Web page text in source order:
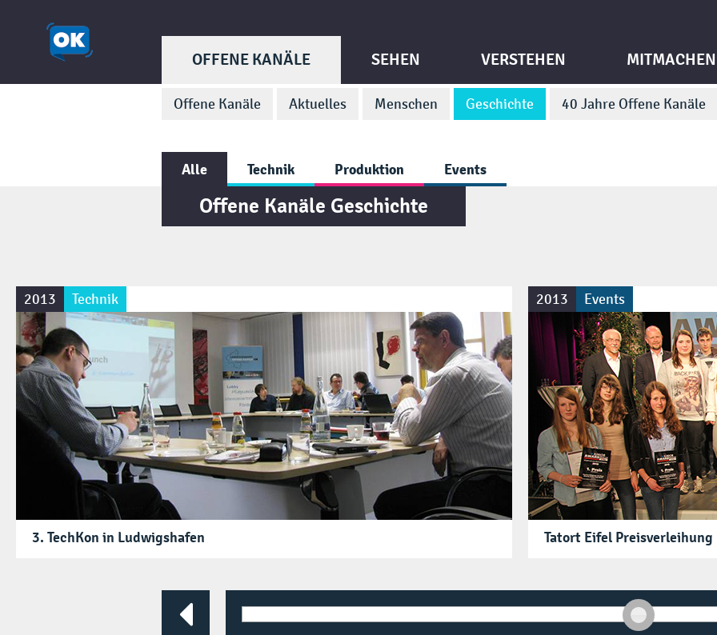
OFFENE KANÄLE
Offene Kanäle Aktuelles Menschen Geschichte 40 Jahre Offene Kanäle
SEHEN VERSTEHEN MITMACHEN
Alle Technik Produktion Events
Offene Kanäle Geschichte
2013 Technik
3. TechKon in Ludwigshafen
2013 Events
Tatort Eifel Preisverleihung
